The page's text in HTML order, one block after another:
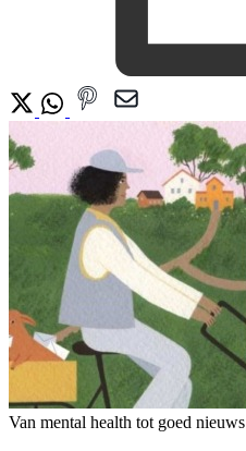
Van mental health tot goed nieuws